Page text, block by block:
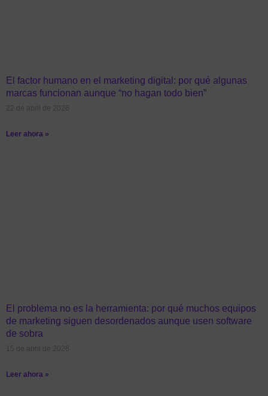
El factor humano en el marketing digital: por qué algunas
marcas funcionan aunque “no hagan todo bien”
22 de abril de 2026
Leer ahora »
El problema no es la herramienta: por qué muchos equipos
de marketing siguen desordenados aunque usen software
de sobra
15 de abril de 2026
Leer ahora »